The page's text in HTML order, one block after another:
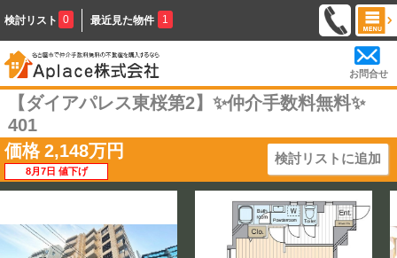
検討リスト 0 最近見た物件 1
お問合せ
【ダイアパレス東桜第2】✨️仲介手数料無料✨️
401
価格 2,148万円
8月7日 値下げ
検討リストに追加